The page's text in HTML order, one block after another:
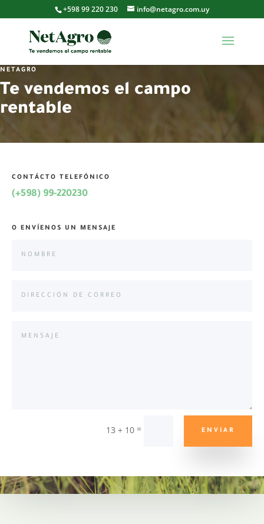
+598 99 220 230 info@netagro.com.uy
NETAGRO
Te vendemos el campo
rentable
CONTÁCTO TELEFÓNICO
(+598) 99-220230
O ENVÍENOS UN MENSAJE
13 + 10 = ENVIAR